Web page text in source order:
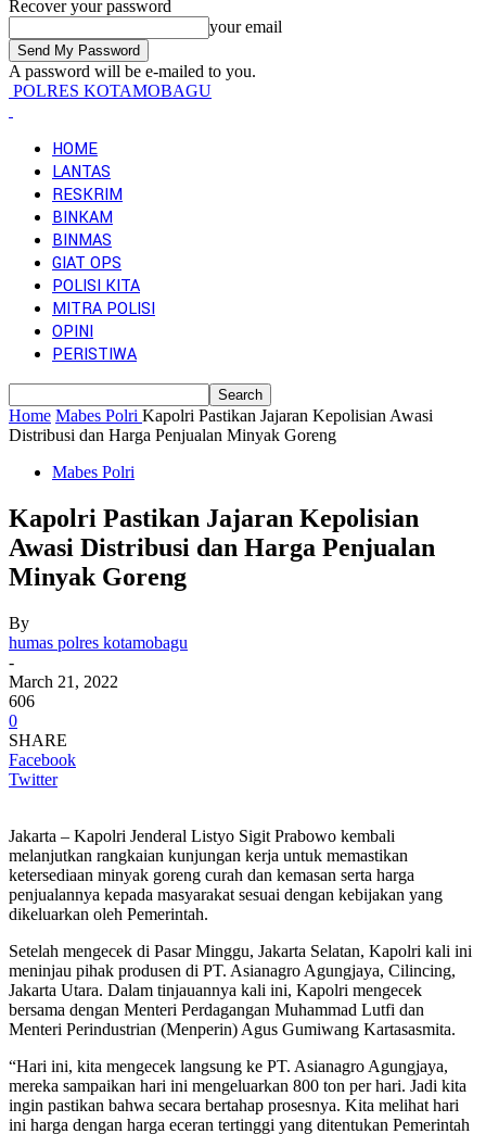
Recover your password
your email
A password will be e-mailed to you.
POLRES KOTAMOBAGU
HOME
LANTAS
RESKRIM
BINKAM
BINMAS
GIAT OPS
POLISI KITA
MITRA POLISI
OPINI
PERISTIWA
Home Mabes Polri Kapolri Pastikan Jajaran Kepolisian Awasi
Distribusi dan Harga Penjualan Minyak Goreng
Mabes Polri
Kapolri Pastikan Jajaran Kepolisian
Awasi Distribusi dan Harga Penjualan
Minyak Goreng
By
humas polres kotamobagu
-
March 21, 2022
606
0
SHARE
Facebook
Twitter
Jakarta – Kapolri Jenderal Listyo Sigit Prabowo kembali
melanjutkan rangkaian kunjungan kerja untuk memastikan
ketersediaan minyak goreng curah dan kemasan serta harga
penjualannya kepada masyarakat sesuai dengan kebijakan yang
dikeluarkan oleh Pemerintah.
Setelah mengecek di Pasar Minggu, Jakarta Selatan, Kapolri kali ini
meninjau pihak produsen di PT. Asianagro Agungjaya, Cilincing,
Jakarta Utara. Dalam tinjauannya kali ini, Kapolri mengecek
bersama dengan Menteri Perdagangan Muhammad Lutfi dan
Menteri Perindustrian (Menperin) Agus Gumiwang Kartasasmita.
“Hari ini, kita mengecek langsung ke PT. Asianagro Agungjaya,
mereka sampaikan hari ini mengeluarkan 800 ton per hari. Jadi kita
ingin pastikan bahwa secara bertahap prosesnya. Kita melihat hari
ini harga dengan harga eceran tertinggi yang ditentukan Pemerintah